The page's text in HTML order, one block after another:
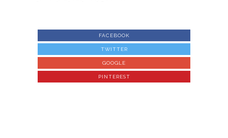
FACEBOOK
TWITTER
GOOGLE
PINTEREST